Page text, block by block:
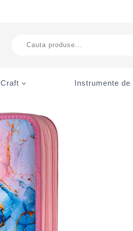
search
Craft Instrumente de